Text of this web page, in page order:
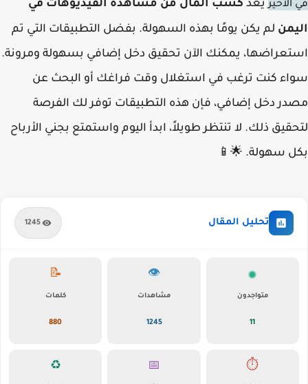
في الاخيريعد كسب المال من مشاهدة الفيديوهات في
اليمن لم يكن يومًا بهذه السهولة. بفضل التطبيقات التي تم
استعراضها، يمكنك الآن تحقيق دخل إضافي بسهولة ومرونة.
سواء كنت ترغب في استغلال وقت فراغك أو البحث عن
مصدر دخل إضافي، فإن هذه التطبيقات توفر لك الفرصة
لتحقيق ذلك. لا تنتظر طويلاً، ابدأ اليوم واستمتع بجني الأرباح
بكل سهولة. 🌟📱
تحليل المقال 1245
متواجدون
11
👁️
مشاهدات
1245
📝
كلمات
880
⏱️
📅
♻️